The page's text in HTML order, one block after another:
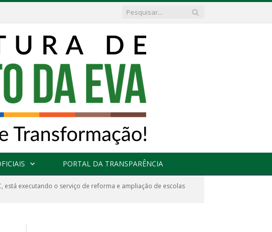
PORTAL DA TRANSPARÊNCIA
está executando o serviço de reforma e ampliação de escolas